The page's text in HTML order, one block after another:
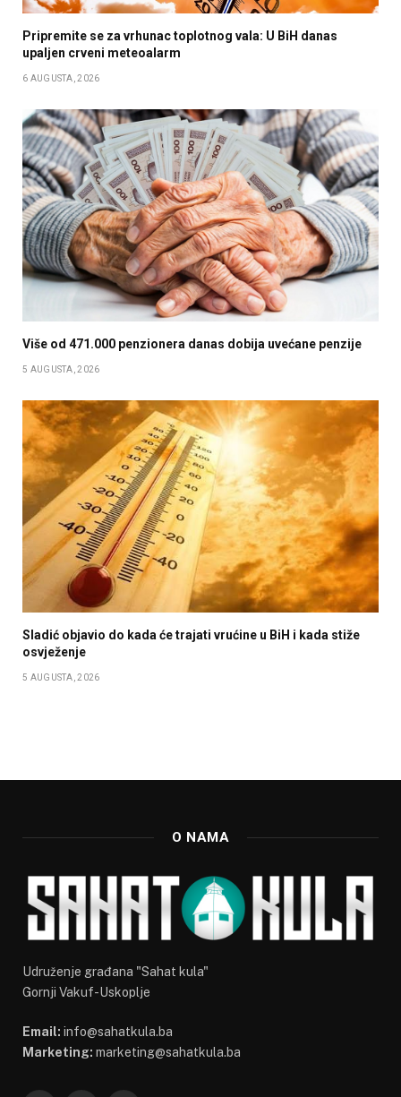
Pripremite se za vrhunac toplotnog vala: U BiH danas
upaljen crveni meteoalarm
6 AUGUSTA, 2026
Više od 471.000 penzionera danas dobija uvećane penzije
5 AUGUSTA, 2026
Sladić objavio do kada će trajati vrućine u BiH i kada stiže
osvježenje
5 AUGUSTA, 2026
O NAMA
Udruženje građana "Sahat kula"
Gornji Vakuf-Uskoplje
Email: info@sahatkula.ba
Marketing: marketing@sahatkula.ba